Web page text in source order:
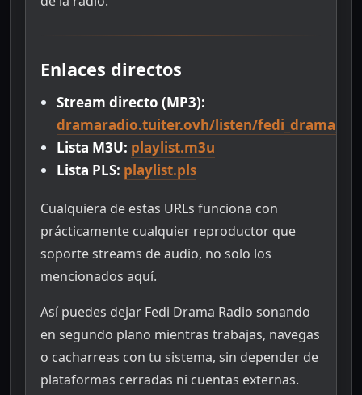
Enlaces directos
Stream directo (MP3):
dramaradio.tuiter.ovh/listen/
Lista M3U: playlist.m3u
Lista PLS: playlist.pls
Cualquiera de estas URLs funciona con
prácticamente cualquier reproductor que
soporte streams de audio, no solo los
mencionados aquí.
Así puedes dejar Fedi Drama Radio sonando
en segundo plano mientras trabajas, navegas
o cacharreas con tu sistema, sin depender de
plataformas cerradas ni cuentas externas.